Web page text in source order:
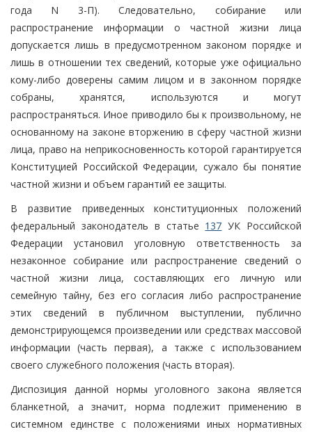
года N 3-П). Следовательно, собирание или
распространение информации о частной жизни лица
допускается лишь в предусмотренном законом порядке и
лишь в отношении тех сведений, которые уже официально
кому-либо доверены самим лицом и в законном порядке
собраны, хранятся, используются и могут
распространяться. Иное приводило бы к произвольному, не
основанному на законе вторжению в сферу частной жизни
лица, право на неприкосновенность которой гарантируется
Конституцией Российской Федерации, сужало бы понятие
частной жизни и объем гарантий ее защиты.
В развитие приведенных конституционных положений
федеральный законодатель в статье 137 УК Российской
Федерации установил уголовную ответственность за
незаконное собирание или распространение сведений о
частной жизни лица, составляющих его личную или
семейную тайну, без его согласия либо распространение
этих сведений в публичном выступлении, публично
демонстрирующемся произведении или средствах массовой
информации (часть первая), а также с использованием
своего служебного положения (часть вторая).
Диспозиция данной нормы уголовного закона является
бланкетной, а значит, норма подлежит применению в
системном единстве с положениями иных нормативных